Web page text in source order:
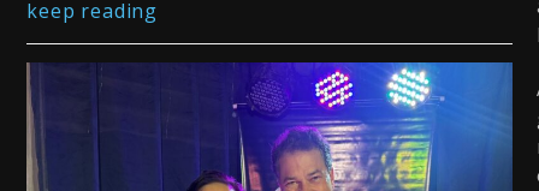
keep reading